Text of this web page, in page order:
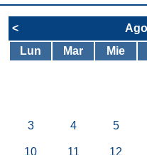
<
Lun
Mar Mie
3 4 5
10 11 12